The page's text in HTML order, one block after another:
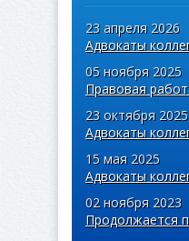
23 апреля 2026
05 ноября 2025
23 октября 2025
15 мая 2025
02 ноября 2023